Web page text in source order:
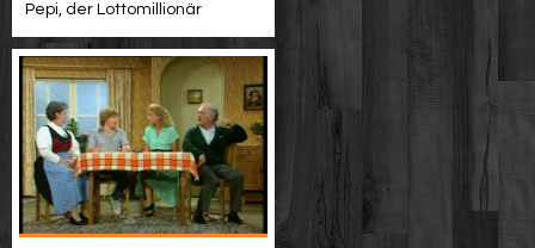
Pepi, der Lottomillionär